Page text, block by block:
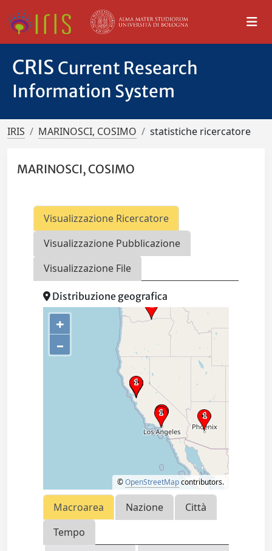
CRIS Current Research
Information System
IRIS MARINOSCI, COSIMO statistiche ricercatore
MARINOSCI, COSIMO
Visualizzazione Ricercatore
Visualizzazione Pubblicazione
Visualizzazione File
Distribuzione geografica
+
–
©OpenStreetMapcontributors.
Macroarea Nazione
Città
Tempo